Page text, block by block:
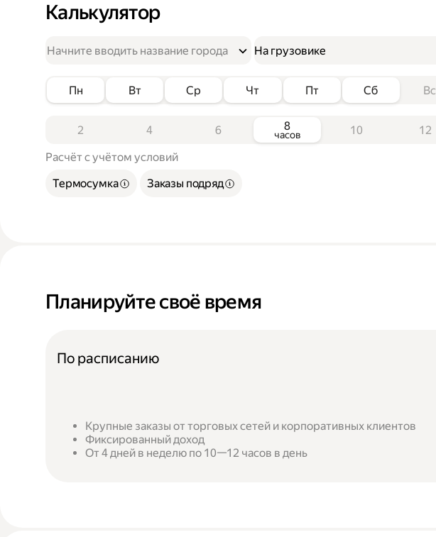
Калькулятор
На грузовике
Пн Вт Ср Чт Пт Сб Вс
2 4 6 8
часов 10 12
Расчёт с учётом условий
Термосумка
Заказы подряд
Планируйте своё время
По расписанию
Крупные заказы от торговых сетей и корпоративных клиентов
Фиксированный доход
От 4 дней в неделю по 10—12 часов в день